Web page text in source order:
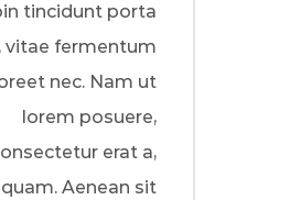
tincidunt porta
vitae fermentum
nec. Nam ut
lorem posuere,
erat a,
Aenean sit